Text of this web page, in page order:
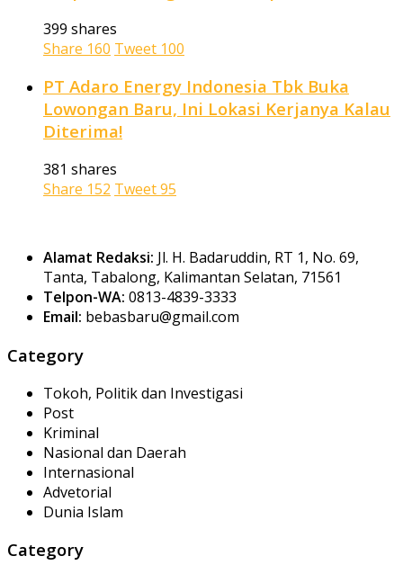
399 shares
Share 160 Tweet 100
PT Adaro Energy Indonesia Tbk Buka
Lowongan Baru, Ini Lokasi Kerjanya Kalau
Diterima!
381 shares
Share 152 Tweet95
Alamat Redaksi: Jl. H. Badaruddin, RT 1, No. 69,
Tanta, Tabalong, Kalimantan Selatan, 71561
Telpon-WA: 0813-4839-3333
Email: bebasbaru@gmail.com
Category
Tokoh, Politik dan Investigasi
Post
Kriminal
Nasional dan Daerah
Internasional
Advetorial
Dunia Islam
Category